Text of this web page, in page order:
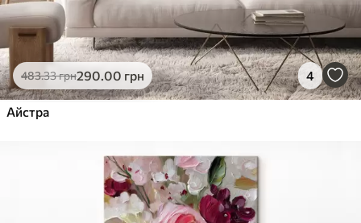
483.33грн290.00 грн 4
Айстра